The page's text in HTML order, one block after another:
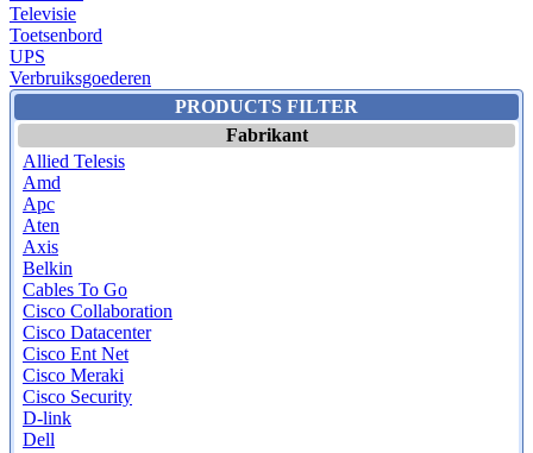
Televisie
Toetsenbord
UPS
Verbruiksgoederen
PRODUCTS FILTER
Fabrikant
Allied Telesis
Amd
Apc
Aten
Axis
Belkin
Cables To Go
Cisco Collaboration
Cisco Datacenter
Cisco Ent Net
Cisco Meraki
Cisco Security
D-link
Dell